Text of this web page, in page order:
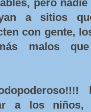
pero
a sitios
con gente,
malos
a los